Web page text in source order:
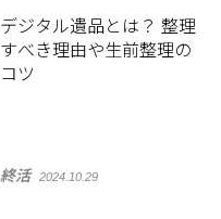
デジタル遺品とは？ 整理
すべき理由や生前整理の
コツ
終活 2024.10.29